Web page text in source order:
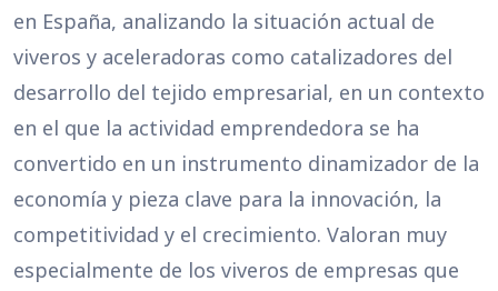
en España, analizando la situación actual de
viveros y aceleradoras como catalizadores del
desarrollo del tejido empresarial, en un contexto
en el que la actividad emprendedora se ha
convertido en un instrumento dinamizador de la
economía y pieza clave para la innovación, la
competitividad y el crecimiento. Valoran muy
especialmente de los viveros de empresas que